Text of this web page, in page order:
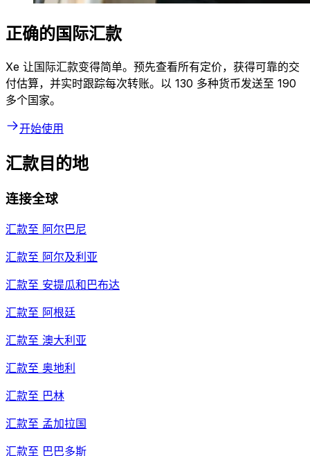
正确的国际汇款
Xe 让国际汇款变得简单。预先查看所有定价，获得可靠的交
付估算，并实时跟踪每次转账。以 130 多种货币发送至 190
多个国家。
开始使用
汇款目的地
连接全球
汇款至 阿尔巴尼
汇款至 阿尔及利亚
汇款至 安提瓜和巴布达
汇款至 阿根廷
汇款至 澳大利亚
汇款至 奥地利
汇款至 巴林
汇款至 孟加拉国
汇款至 巴巴多斯